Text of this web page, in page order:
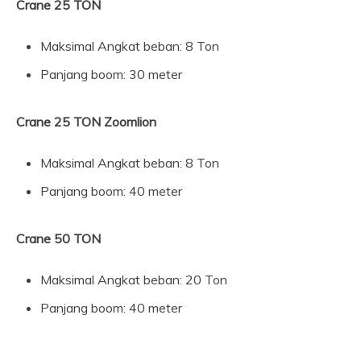
Crane 25 TON
Maksimal Angkat beban: 8 Ton
Panjang boom: 30 meter
Crane 25 TON Zoomlion
Maksimal Angkat beban: 8 Ton
Panjang boom: 40 meter
Crane 50 TON
Maksimal Angkat beban: 20 Ton
Panjang boom: 40 meter